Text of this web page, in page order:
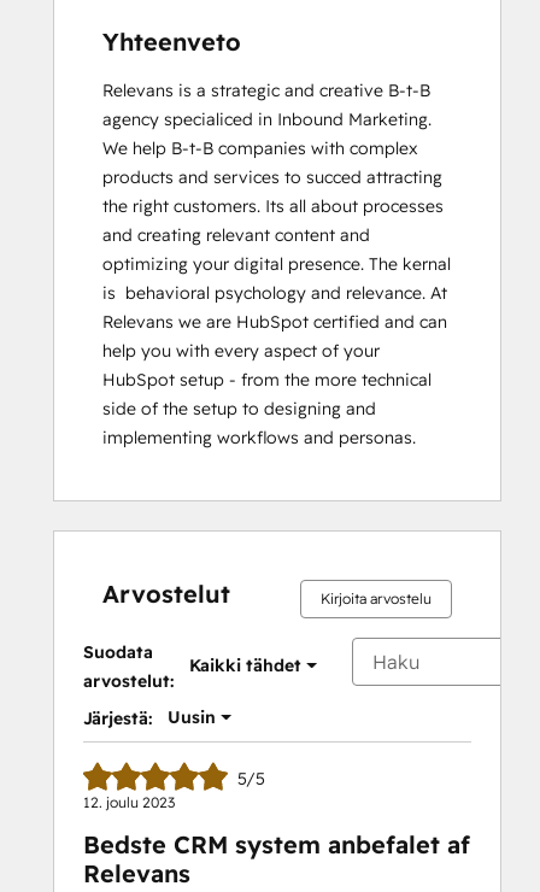
HubSpot Solutions Partner
Platform Consulting
Service Hub Software
Social Media Marketing Certification
Course
Yhteenveto
Relevans is a strategic and creative B-t-B
agency specialiced in Inbound Marketing.
We help B-t-B companies with complex
products and services to succed attracting
the right customers. Its all about processes
and creating relevant content and
optimizing your digital presence. The kernal
is  behavioral psychology and relevance. At
Relevans we are HubSpot certified and can
help you with every aspect of your
HubSpot setup - from the more technical
side of the setup to designing and
implementing workflows and personas.
Arvostelut Kirjoita arvostelu
Suodata
arvostelut:
Kaikki tähdet
Järjestä: Uusin
5/5
12. joulu 2023
Bedste CRM system anbefalet af
Relevans